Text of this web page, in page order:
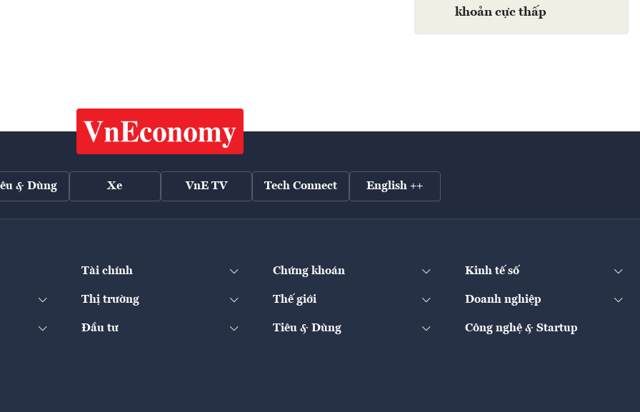
khoản cực thấp
& Dùng Xe VnE TV Tech Connect English ++
Tài chính Chứng khoán Kinh tế số
Thị trường Thế giới Doanh nghiệp
Đầu tư Tiêu & Dùng Công nghệ & Startup